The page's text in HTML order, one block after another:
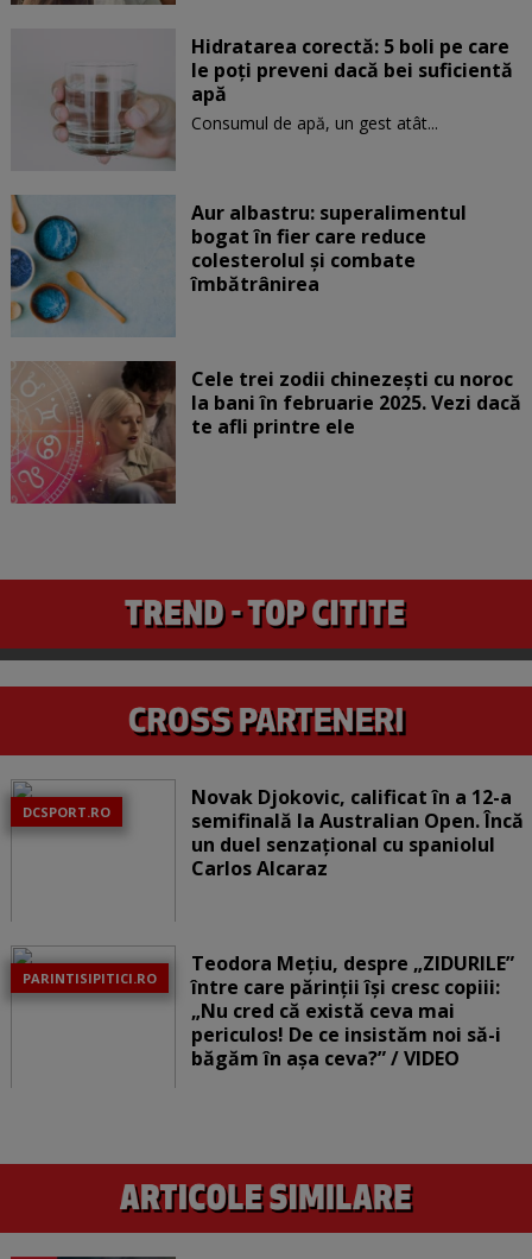
Hidratarea corectă: 5 boli pe care
le poți preveni dacă bei suficientă
apă
Consumul de apă, un gest atât...
Aur albastru: superalimentul
bogat în fier care reduce
colesterolul și combate
îmbătrânirea
Cele trei zodii chinezești cu noroc
la bani în februarie 2025. Vezi dacă
te afli printre ele
DCSPORT.RO
Novak Djokovic, calificat în a 12-a
semifinală la Australian Open. Încă
un duel senzațional cu spaniolul
Carlos Alcaraz
PARINTISIPITICI.RO
Teodora Mețiu, despre „ZIDURILE”
între care părinții își cresc copiii:
„Nu cred că există ceva mai
periculos! De ce insistăm noi să-i
băgăm în așa ceva?” / VIDEO